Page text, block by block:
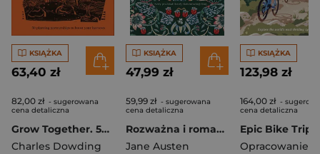
KSIĄŻKA
63,40 zł
82,00 zł - sugerowana
cena detaliczna
Grow Together. 50 Planting Partnerships to Boost Your Harvests
Charles Dowding
KSIĄŻKA
47,99 zł
59,99 zł - sugerowana
cena detaliczna
Rozważna i romantyczna
Jane Austen
KSIĄŻKA
123,98 zł
164,00 zł -
cena detaliczna